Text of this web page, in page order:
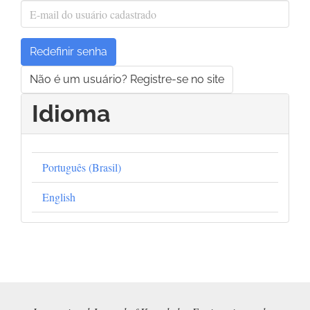
Redefinir senha
Não é um usuário? Registre-se no site
Idioma
Português (Brasil)
English